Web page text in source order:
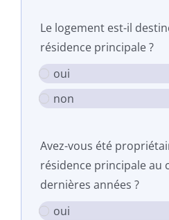
Le logement est-il
résidence principale ?
oui
non
Avez-vous été
résidence principale au
dernières années ?
oui